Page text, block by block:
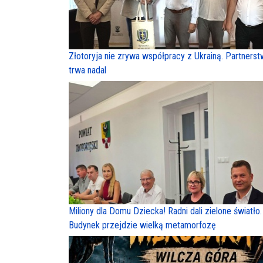
Złotoryja nie zrywa współpracy z Ukrainą.
trwa nadal
Miliony dla Domu Dziecka! Radni dali zielone światło.
Budynek przejdzie wielką metamorfozę